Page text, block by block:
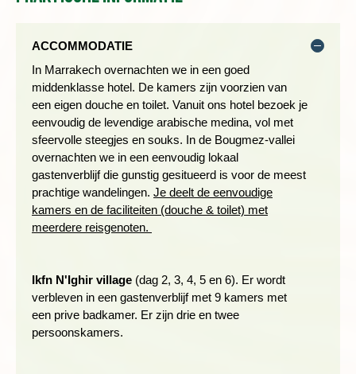
Na het ontbijt start onze wandeling door de velden, richting het
dorp Ait Ouanougdal, waarna we de berg Adazen beklimmen
naar de top, 2.250m. Vanaf hier hebben we een prachtig
uitzicht over de vallei en de omliggende bergen. Na een korte
rustpauze dalen we af door een pijnbomen bos naar het dorp
we een picknick lunch nuttigen. Na de lunch is er nog tijd om te
rusten onder de walnootbomen, voor we weer terug lopen naar
het ons gastenverblijf.
ACCOMMODATIE
In Marrakech overnachten we in een goed
middenklasse hotel. De kamers zijn voorzien van
een eigen douche en toilet. Vanuit ons hotel bezoek je
eenvoudig de levendige arabische medina, vol met
sfeervolle steegjes en souks. In de Bougmez-vallei
overnachten we in een eenvoudig lokaal
gastenverblijf die gunstig gesitueerd is voor de meest
prachtige wandelingen. Je deelt de eenvoudige
kamers en de faciliteiten (douche & toilet) met
meerdere reisgenoten.
Ikfn N'Ighir village (dag 2, 3, 4, 5 en 6). Er wordt
verbleven in een gastenverblijf met 9 kamers met
een prive badkamer. Er zijn drie en twee
persoonskamers.